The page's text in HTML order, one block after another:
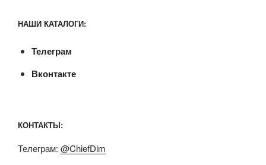
НАШИ КАТАЛОГИ:
Телеграм
Вконтакте
КОНТАКТЫ:
Телеграм: @ChiefDim